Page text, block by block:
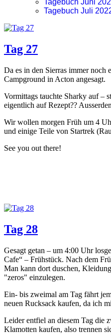
Tagebuch Juni
Tagebuch Juli
Tag 27
Da es in den Sierras immer
Campground in Acton angesagt.
Vormittags tauchte Sharky auf –
eigentlich auf Rezept??
Wir wollen morgen Früh um 4
und einige Teile von Startrek
See you out there!
Tag 28
Gesagt getan – um 4:00 Uhr
Cafe“ – Frühstück. Nach dem
Man kann dort duschen,
"zeros" einzulegen.
Ein- bis zweimal am Tag fährt
neuen Rucksack kaufen, da ich
Leider entfiel an diesem Tag die
Klamotten kaufen, also trennen